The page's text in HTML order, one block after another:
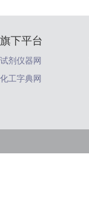
旗下平台
试剂仪器网
化工字典网